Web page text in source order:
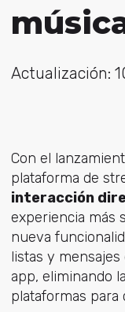
Actualización:
Con el
plataforma de
interacción
experiencia más
nueva
listas y
app, eliminando
plataformas para